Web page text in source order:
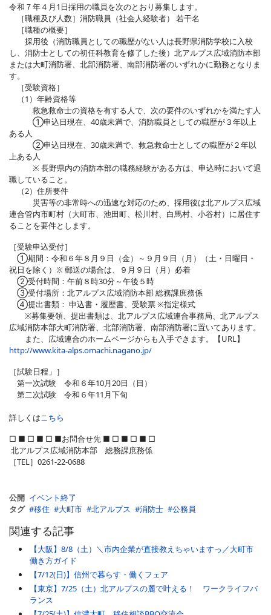
令和７年４月1日採用の職員を次のとおり募集します。
［職種及び人数］消防職員（社会人経験者） 若干名
［職種の概要］
採用後（消防職員としての職歴がない人は長野県消防学校に入校
し、消防士としての初任科教育を修了した後）北アルプス広域消防本部
または大町消防署、北部消防署、南部消防署のいずれかに勤務となりま
す。
［受験資格］
（1）年齢資格等
救急救命士の資格を有する人で、次の要件のいずれかを満たす人
①申込日現在、40歳未満で、消防職員としての職歴が３年以上
ある人
②申込日現在、30歳未満で、救急救命士としての職歴が２年以
上ある人
※ 長野県内の消防本部の職務経験がある方は、申込時において退
職していること。
（2）住所要件
災害等の非常時への迅速な対応のため、採用後は北アルプス広域
連合管内市町村（大町市、池田町、松川村、白馬村、小谷村）に居住す
ることを要件とします。
［受験申込受付］
①期間：令和６年８月９日（金）～９月９日（月）（土・日曜日・
祝日を除く）※ 郵送の場合は、９月９日（月）必着
②受付時間：午前８時30分～午後５時
③受付場所：北アルプス広域消防本部 総務課庶務係
④提出書類： 申込書・履歴書、受験票 ※指定様式
※募集要領、提出書類は、北アルプス広域連合事務局、北アルプス
広域消防本部大町消防署、北部消防署、南部消防署に置いてあります。
また、広域連合のホームページからも入手できます。【URL】
http://www.kita-alps.omachi.nagano.jp/
［試験日程」］
第一次試験 令和６年10月20日（日）
第二次試験 令和６年11月下旬
詳しくはこちら
□ ■ □ ■ □ ■お問合せ先 ■ □ ■ □ ■ □
北アルプス広域消防本部 総務課庶務係
［TEL］0261-22-0688
公開 イベント終了
タグ
移住 大町市 北アルプス 消防士 公務員
関連する記事
【大阪】8/8（土）＼市内企業が直接教えちゃいますっ／大町市
働き方ガイド
【7/12(日)】信州で暮らす・働くフェア
【東京】7/25（土）北アルプスの麓で叶える！ ワークライフバ
ランス